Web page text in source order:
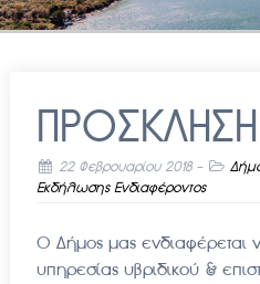
ΠΡΟΣΚΛΗΣΗ
22 Φεβρουαρίου 2018-
Εκδήλωσης Ενδιαφέροντος
Ο Δήμος μας ενδιαφέρεται
υπηρεσίας υβριδικού &